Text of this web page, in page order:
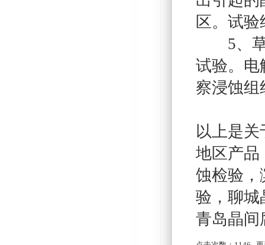
区。试
5、草
试验。电
察浸蚀组
以上是
地区产
蚀检验 ，
验 ， 聊城
青岛晶间